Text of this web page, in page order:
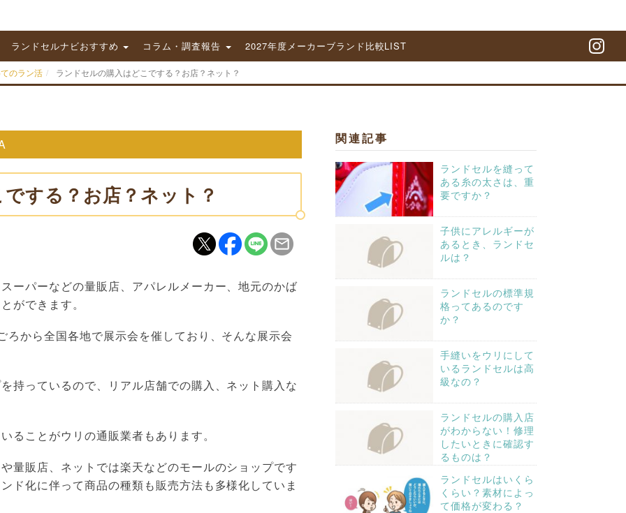
ランドセルナビおすすめ コラム・調査報告 2027年度メーカーブランド比較LIST
のラン活 ランドセルの購入はどこでする？お店？ネット？
する？お店？ネット？
ーパーなどの量販店、アパレルメーカー、地元のかば
ができます。
ろから全国各地で展示会を催しており、そんな展示会
持っているので、リアル店舗での購入、ネット購入な
ることがウリの通販業者もあります。
量販店、ネットでは楽天などのモールのショップです
ド化に伴って商品の種類も販売方法も多様化していま
関連記事
ランドセルを縫って
ある糸の太さは、重
要ですか？
子供にアレルギーが
あるとき、ランドセ
ルは？
ランドセルの標準規
格ってあるのです
か？
手縫いをウリにして
いるランドセルは高
級なの？
ランドセルの購入店
がわからない！修理
したいときに確認す
るものは？
ランドセルはいくら
くらい？素材によっ
て価格が変わる？